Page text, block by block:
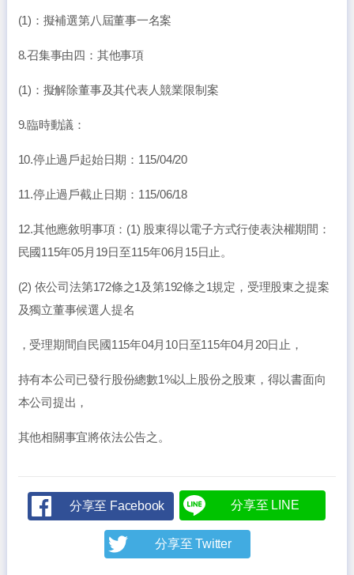
(1)：擬補選第八屆董事一名案
8.召集事由四：其他事項
(1)：擬解除董事及其代表人競業限制案
9.臨時動議：
10.停止過戶起始日期：115/04/20
11.停止過戶截止日期：115/06/18
12.其他應敘明事項：(1) 股東得以電子方式行使表決權期間：
民國115年05月19日至115年06月15日止。
(2) 依公司法第172條之1及第192條之1規定，受理股東之提案
及獨立董事候選人提名
，受理期間自民國115年04月10日至115年04月20日止，
持有本公司已發行股份總數1%以上股份之股東，得以書面向
本公司提出，
其他相關事宜將依法公告之。
分享至 Facebook 分享至 LINE
分享至 Twitter